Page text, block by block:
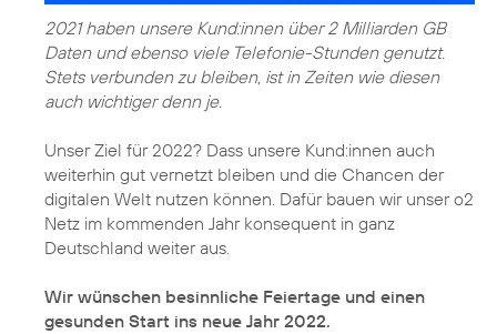
2021 haben unsere Kund:innen über 2 Milliarden GB
Daten und ebenso viele Telefonie-Stunden genutzt.
Stets verbunden zu bleiben, ist in Zeiten wie diesen
Unser Ziel für 2022? Dass unsere Kund:innen auch
weiterhin gut vernetzt bleiben und die Chancen der
digitalen Welt nutzen können. Dafür bauen wir unser o2
Netz im kommenden Jahr konsequent in ganz
Deutschland weiter aus.
Wir wünschen besinnliche Feiertage und einen
gesunden Start ins neue Jahr 2022.